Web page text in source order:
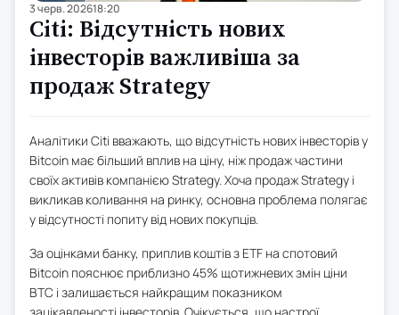
3 черв. 202618:20
Citi: Відсутність нових
інвесторів важливіша за
продаж Strategy
Аналітики Citi вважають, що відсутність нових інвесторів у
Bitcoin має більший вплив на ціну, ніж продаж частини
своїх активів компанією Strategy. Хоча продаж Strategy і
викликав коливання на ринку, основна проблема полягає
у відсутності попиту від нових покупців.
За оцінками банку, приплив коштів з ETF на спотовий
Bitcoin пояснює приблизно 45% щотижневих змін ціни
BTC і залишається найкращим показником